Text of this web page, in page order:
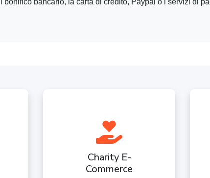
bonifico bancario, la carta di credito, Paypal o i servizi di
Charity E-
Commerce